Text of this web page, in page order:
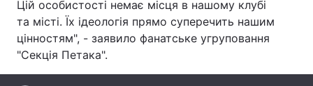
Цікавинки Погода
Екологія
Цій особистості немає місця в нашому клубі
та місті. Їх ідеологія прямо суперечить нашим
цінностям", - заявило фанатське угруповання
"Секція Петака".